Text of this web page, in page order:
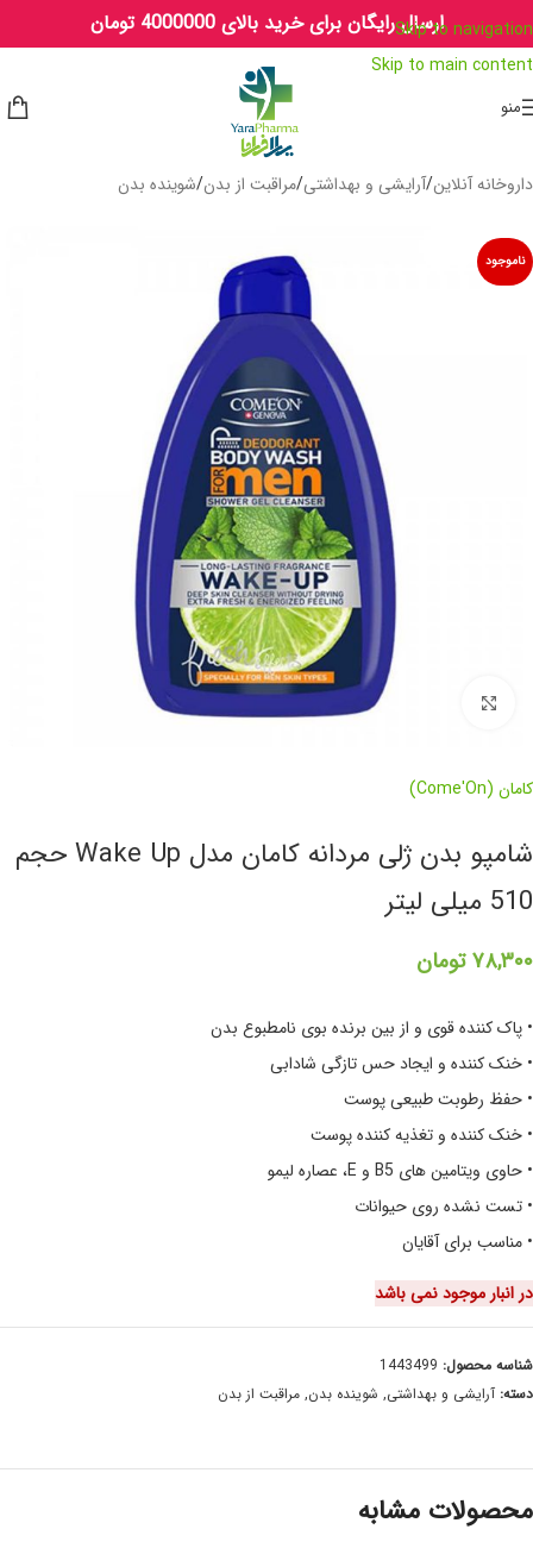
Skip to navigation
Skip to main content
ارسال رایگان برای خرید بالای 4000000 تومان
منو
داروخانه آنلاین/آرایشی و بهداشتی/مراقبت از بدن/شوینده بدن
ناموجود
برای بزرگنمایی کلیک کنید
کامان (Come'On)
شامپو بدن ژلی مردانه کامان مدل Wake Up حجم
510 میلی لیتر
۷۸,۳۰۰ تومان
• پاک کننده قوی و از بین برنده بوی نامطبوع بدن
• خنک کننده و ایجاد حس تازگی شادابی
• حفظ رطوبت طبیعی پوست
• خنک کننده و تغذیه کننده پوست
• حاوی ویتامین های B5 و E، عصاره لیمو
• تست نشده روی حیوانات
• مناسب برای آقایان
در انبار موجود نمی باشد
شناسه محصول: 1443499
دسته: آرایشی و بهداشتی, شوینده بدن, مراقبت از بدن
محصولات مشابه